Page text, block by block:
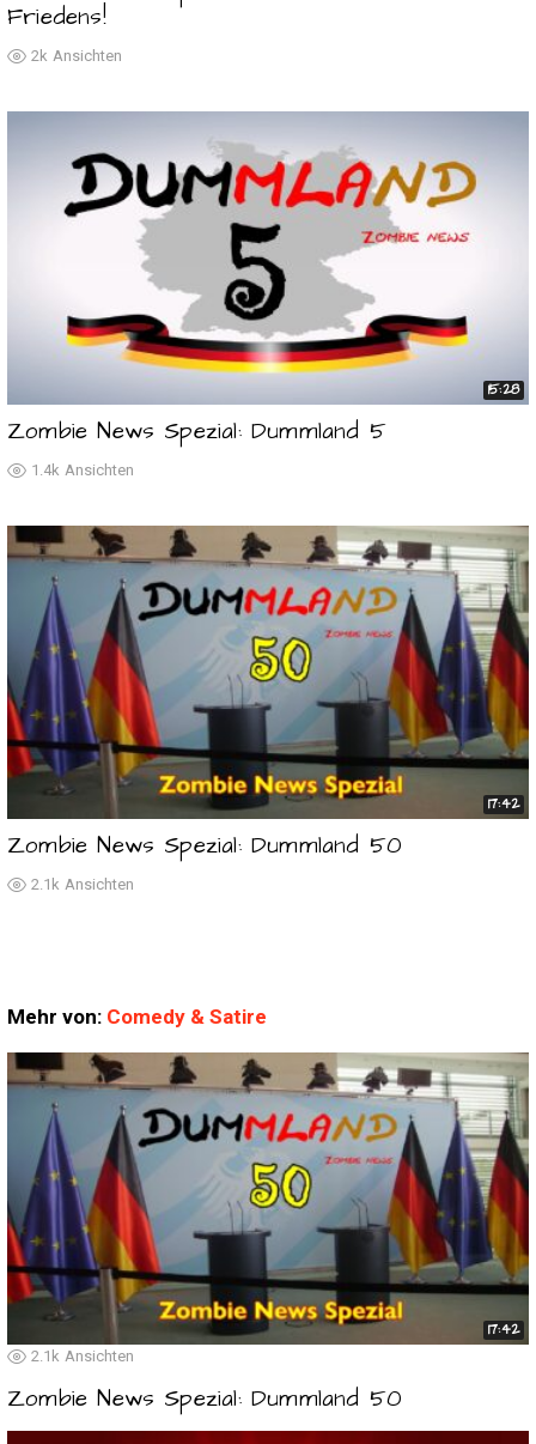
2k Ansichten
Friedens!
15:28
1.4k Ansichten
Zombie News Spezial: Dummland 5
17:42
2.1k Ansichten
Zombie News Spezial: Dummland 50
Mehr von: Comedy & Satire
17:42
2.1k Ansichten
Zombie News Spezial: Dummland 50